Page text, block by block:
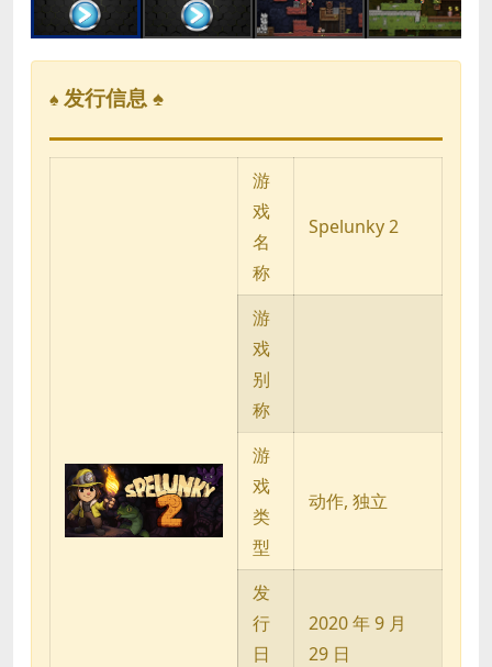
♠ 发行信息 ♠
游
戏
名
称
Spelunky 2
游
戏
别
称
游
戏
类
型
动作, 独立
发
行
日
2020 年 9 月
29 日